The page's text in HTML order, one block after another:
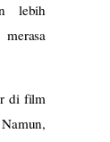
lebih
di film